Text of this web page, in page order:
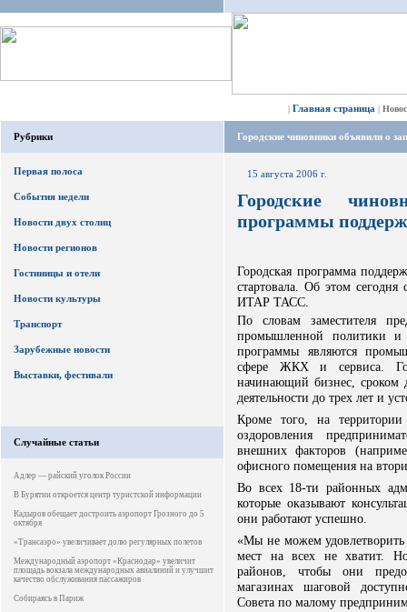
| Главная страница |
Рубрики
Первая полоса
События недели
Новости двух столиц
Новости регионов
Гостиницы и отели
Новости культуры
Транспорт
Зарубежные новости
Выставки, фестивали
Случайные статьи
Адлер — райский уголок России
В Бурятии откроется центр туристской информации
Кадыров обещает достроить аэропорт Грозного до 5
октября
«Трансаэро» увеличивает долю регулярных полетов
Международный аэропорт «Краснодар» увеличит
площадь вокзала международных авиалиний и улучшит
качество обслуживания пассажиров
Собираясь в Париж
Городские чиновники объявили о
15 августа 2006 г.
Городские
программы
Городская программа
стартовала. Об этом
ИТАР ТАСС.
По словам заместителя
промышленной политики и
программы являются
сфере ЖКХ и сервиса.
начинающий бизнес, сроком
деятельности до трех лет и
Кроме того, на территории
оздоровления
внешних факторов
офисного помещения на
Во всех 18-ти районных
которые оказывают
они работают успешно.
«Мы не можем удовлетворить
мест на всех не хватит.
районов, чтобы они
магазинах шаговой
Совета по малому